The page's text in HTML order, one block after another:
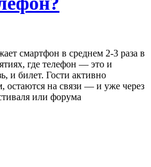
смартфон в среднем 2-3 раза в
где телефон — это и
и билет. Гости активно
остаются на связи — и уже через
или форума